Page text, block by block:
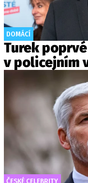
DOMÁCÍ
Turek
v policejním